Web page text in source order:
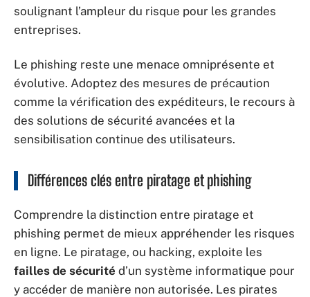
soulignant l’ampleur du risque pour les grandes
entreprises.
Le phishing reste une menace omniprésente et
évolutive. Adoptez des mesures de précaution
comme la vérification des expéditeurs, le recours à
des solutions de sécurité avancées et la
sensibilisation continue des utilisateurs.
Différences clés entre piratage et phishing
Comprendre la distinction entre piratage et
phishing permet de mieux appréhender les risques
en ligne. Le piratage, ou hacking, exploite les
failles de sécurité d’un système informatique pour
y accéder de manière non autorisée. Les pirates